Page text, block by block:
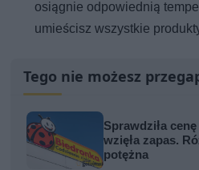
osiągnie odpowiednią
umieścisz wszystkie
Tego nie możesz
Sprawdziła
wzięła zapas.
potężna